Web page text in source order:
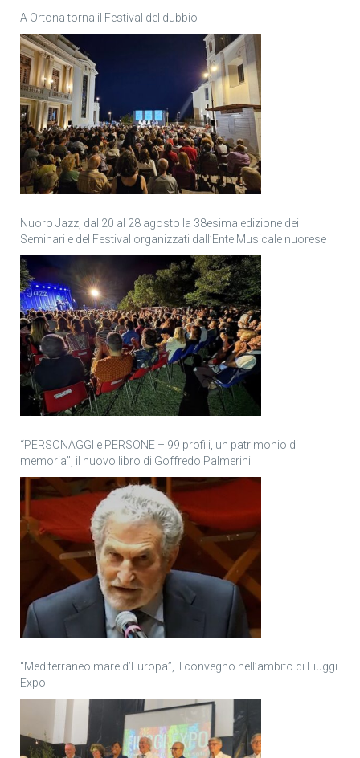
A Ortona torna il Festival del dubbio
Nuoro Jazz, dal 20 al 28 agosto la 38esima edizione dei
Seminari e del Festival organizzati dall’Ente Musicale nuorese
“PERSONAGGI e PERSONE – 99 profili, un patrimonio di
memoria”, il nuovo libro di Goffredo Palmerini
“Mediterraneo mare d’Europa”, il convegno nell’ambito di Fiuggi
Expo